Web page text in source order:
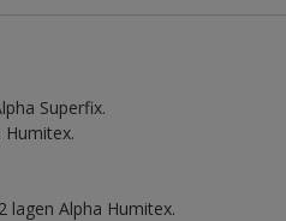
Superfix.
lagen Alpha Humitex.